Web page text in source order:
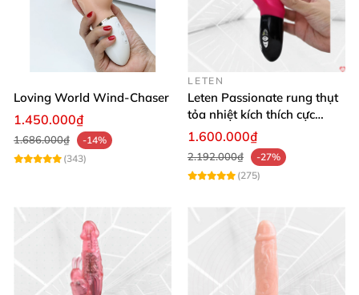
Loving World Wind-Chaser
1.450.000₫
1.686.000₫
-14%
(343)
LETEN
Leten Passionate rung thụt
tỏa nhiệt kích thích cực
mạnh
1.600.000₫
2.192.000₫
-27%
(275)